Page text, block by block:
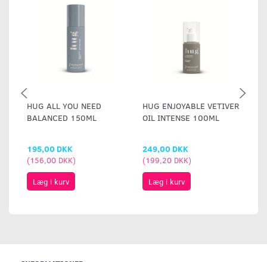
HUG ALL YOU NEED
BALANCED 150ML
195,00 DKK
(156,00 DKK)
Læg i kurv
HUG ENJOYABLE VETIVER
OIL INTENSE 100ML
249,00 DKK
(199,20 DKK)
Læg i kurv